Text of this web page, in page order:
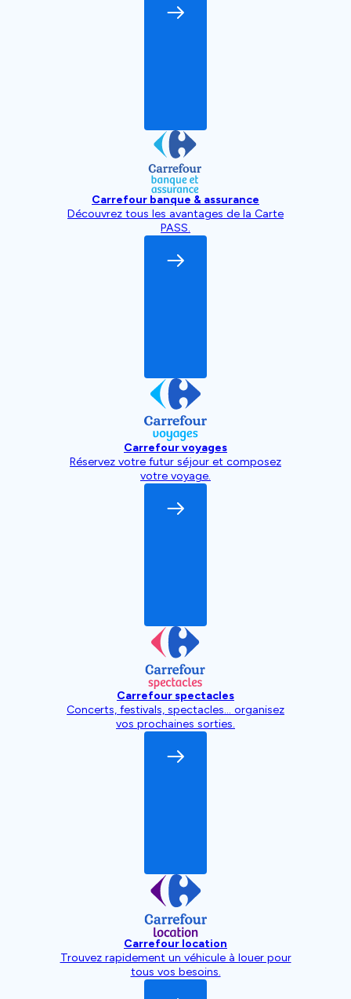
Carrefour banque & assurance
Découvrez tous les avantages de la Carte
PASS.
Carrefour voyages
Réservez votre futur séjour et composez
votre voyage.
Carrefour spectacles
Concerts, festivals, spectacles... organisez
vos prochaines sorties.
Carrefour location
Trouvez rapidement un véhicule à louer pour
tous vos besoins.